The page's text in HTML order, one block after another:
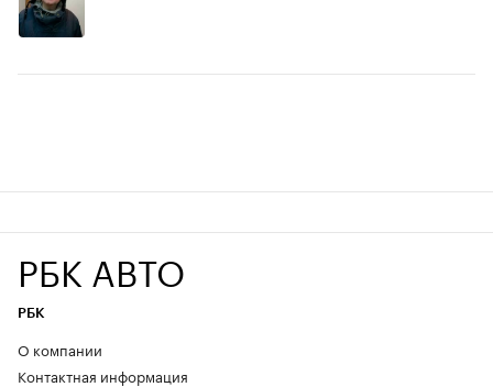
РБК АВТО
РБК
О компании
Контактная информация